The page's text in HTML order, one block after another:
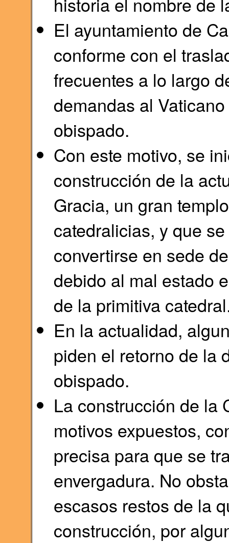
El ayuntamiento de
conforme con el
frecuentes a lo largo
demandas al
obispado.
Con este motivo, se
construcción de la
Gracia, un gran
catedralicias, y que
convertirse en sede
debido al mal estado
de la primitiva
En la actualidad,
piden el retorno de la
obispado.
La construcción de la
motivos expuestos,
precisa para que se
envergadura. No
escasos restos de la
construcción, por